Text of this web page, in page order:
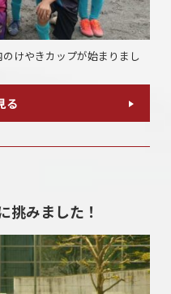
けやきカップが始まりまし
る
挑みました！